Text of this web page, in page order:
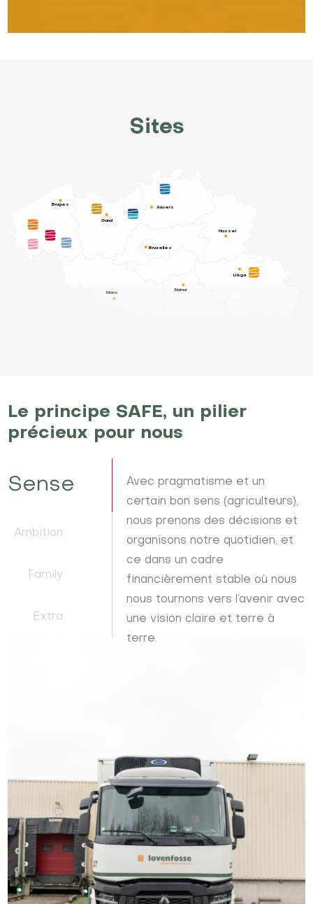
Sites
Gand
Bruxelles
Anvers
Hassel
Bruges
Mons
Namur
Liège
Le principe SAFE, un pilier
précieux pour nous
Sense
Avec pragmatisme et un
certain bon sens (agriculteurs),
nous prenons des décisions et
organisons notre quotidien, et
ce dans un cadre
financièrement stable où nous
nous tournons vers l’avenir avec
une vision claire et terre à
terre.
Ambition
Family
Extra